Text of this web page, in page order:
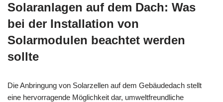
Solaranlagen auf dem Dach: Was
bei der Installation von
Solarmodulen beachtet werden
sollte
Die Anbringung von Solarzellen auf dem Gebäudedach stellt
eine hervorragende Möglichkeit dar, umweltfreundliche